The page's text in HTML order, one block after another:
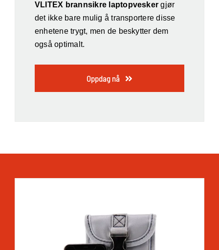
VLITEX brannsikre laptopvesker gjør
det ikke bare mulig å transportere disse
enhetene trygt, men de beskytter dem
også optimalt.
Oppdag nå